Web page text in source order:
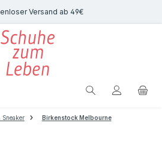
Versand ab 49€
Sneaker Birkenstock Melbourne